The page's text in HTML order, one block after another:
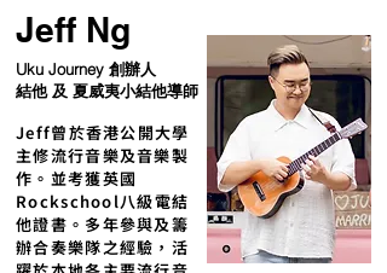
Uku Journey 創辦人
結他 及 夏威夷小結他導師
Jeff曾於香港公開大學
主修流行音樂及音樂製
作。並考獲英國
Rockschool八級電結
他證書。多年參與及籌
辦合奏樂隊之經驗，活
Jeff Ng